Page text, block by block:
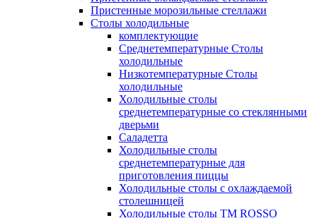
Пристенные морозильные стеллажи
Столы холодильные
комплектующие
Среднетемпературные Столы
холодильные
Низкотемпературные Столы
холодильные
Холодильные столы
среднетемпературные со стеклянными
дверьми
Саладетта
Холодильные столы
среднетемпературные для
приготовления пиццы
Холодильные столы с охлаждаемой
столешницей
Холодильные столы ТМ ROSSO